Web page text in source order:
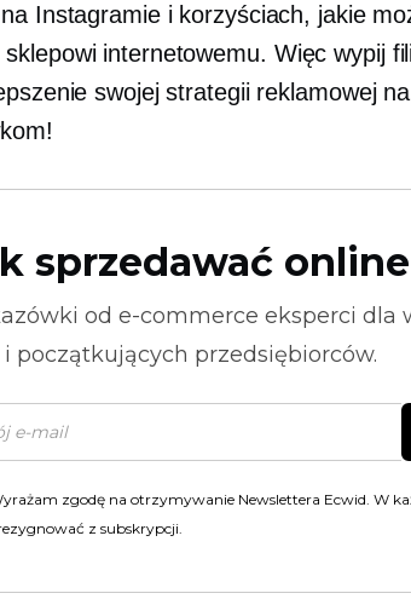
Instagramie i korzyściach, jakie
sklepowi internetowemu. Więc wypij
swojej strategii reklamowej
sprzedawać online
od e-commerce eksperci dla
początkujących przedsiębiorców.
zgodę na otrzymywanie Newslettera Ecwid. W
z subskrypcji.